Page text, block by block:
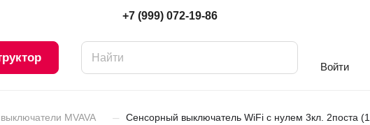
+7 (999) 072-19-86
Войти
MVAVA – Сенсорный выключатель WiFi с нулем 3кл. 2поста